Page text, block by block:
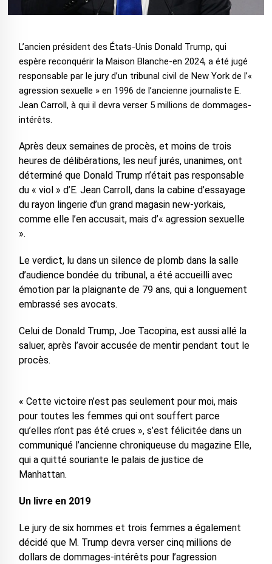
L’ancien président des États-Unis Donald Trump, qui
espère reconquérir la Maison Blanche-en 2024, a été jugé
responsable par le jury d’un tribunal civil de New York de l’«
agression sexuelle » en 1996 de l’ancienne journaliste E.
Jean Carroll, à qui il devra verser 5 millions de dommages-
intérêts.
Après deux semaines de procès, et moins de trois
heures de délibérations, les neuf jurés, unanimes, ont
déterminé que Donald Trump n’était pas responsable
du « viol » d’E. Jean Carroll, dans la cabine d’essayage
du rayon lingerie d’un grand magasin new-yorkais,
comme elle l’en accusait, mais d’« agression sexuelle
».
Le verdict, lu dans un silence de plomb dans la salle
d’audience bondée du tribunal, a été accueilli avec
émotion par la plaignante de 79 ans, qui a longuement
embrassé ses avocats.
Celui de Donald Trump, Joe Tacopina, est aussi allé la
saluer, après l’avoir accusée de mentir pendant tout le
procès.
« Cette victoire n’est pas seulement pour moi, mais
pour toutes les femmes qui ont souffert parce
qu’elles n’ont pas été crues », s’est félicitée dans un
communiqué l’ancienne chroniqueuse du magazine Elle,
qui a quitté souriante le palais de justice de
Manhattan.
Un livre en 2019
Le jury de six hommes et trois femmes a également
décidé que M. Trump devra verser cinq millions de
dollars de dommages-intérêts pour l’agression